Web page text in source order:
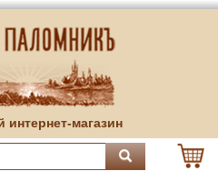
магазин